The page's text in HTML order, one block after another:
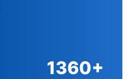
2080+